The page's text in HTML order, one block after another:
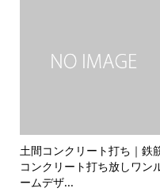
土間コンクリート打ち｜鉄
コンクリート打ち放しワン
ームデザ...